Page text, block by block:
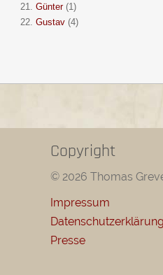
21. Günter(1)
22. Gustav (4)
Copyright
© 2026 Thomas
Impressum
Datenschutzerklärung
Presse